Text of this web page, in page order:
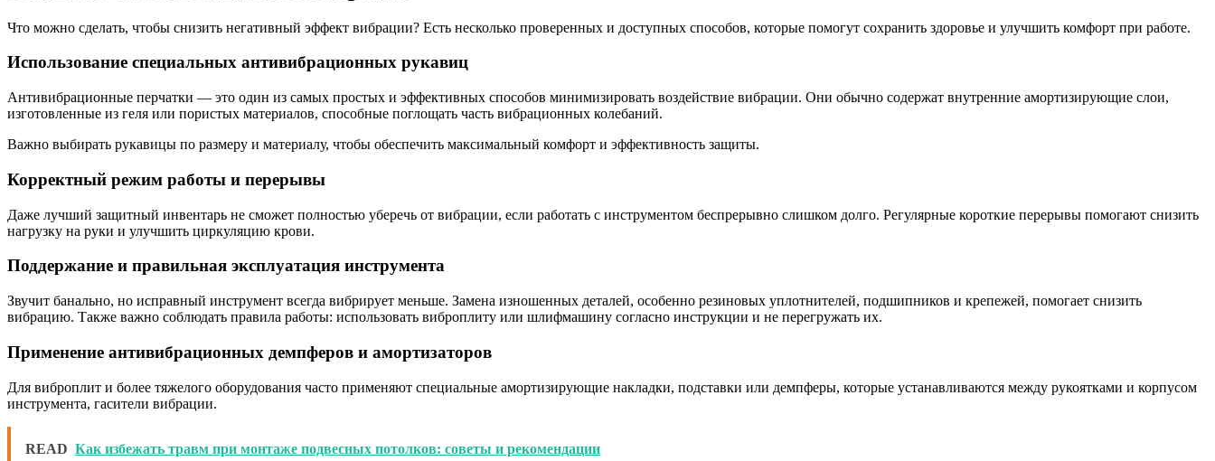
Что можно сделать, чтобы снизить негативный эффект вибрации? Есть несколько проверенных и доступных способов, которые помогут сохранить здоровье и улучшить комфорт при работе.
Использование специальных антивибрационных рукавиц
Антивибрационные перчатки — это один из самых простых и эффективных способов минимизировать воздействие вибрации. Они обычно содержат внутренние амортизирующие слои,
изготовленные из геля или пористых материалов, способные поглощать часть вибрационных колебаний.
Важно выбирать рукавицы по размеру и материалу, чтобы обеспечить максимальный комфорт и эффективность защиты.
Корректный режим работы и перерывы
Даже лучший защитный инвентарь не сможет полностью уберечь от вибрации, если работать с инструментом беспрерывно слишком долго. Регулярные короткие перерывы помогают снизить
нагрузку на руки и улучшить циркуляцию крови.
Поддержание и правильная эксплуатация инструмента
Звучит банально, но исправный инструмент всегда вибрирует меньше. Замена изношенных деталей, особенно резиновых уплотнителей, подшипников и крепежей, помогает снизить
вибрацию. Также важно соблюдать правила работы: использовать виброплиту или шлифмашину согласно инструкции и не перегружать их.
Применение антивибрационных демпферов и амортизаторов
Для виброплит и более тяжелого оборудования часто применяют специальные амортизирующие накладки, подставки или демпферы, которые устанавливаются между рукоятками и корпусом
инструмента, гасители вибрации.
READ Как избежать травм при монтаже подвесных потолков: советы и рекомендации